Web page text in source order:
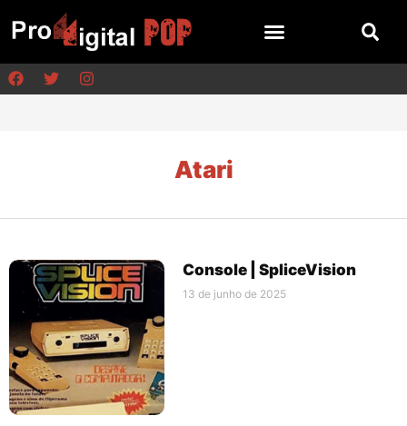
Atari
Console | SpliceVision
13 de junho de 2025